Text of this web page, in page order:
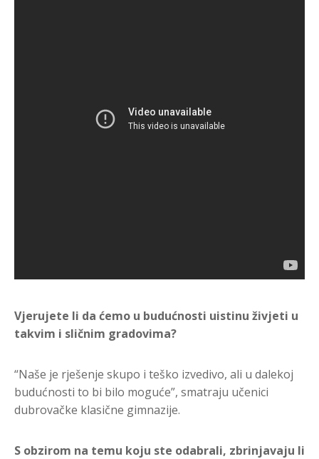
Vjerujete li da ćemo u budućnosti uistinu živjeti u
takvim i sličnim gradovima?
“Naše je rješenje skupo i teško izvedivo, ali u dalekoj
budućnosti to bi bilo moguće”, smatraju učenici
dubrovačke klasične gimnazije.
S obzirom na temu koju ste odabrali, zbrinjavaju li